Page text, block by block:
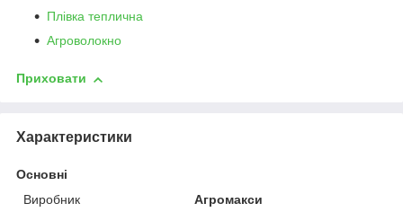
Плівка теплична
Агроволокно
Приховати
Характеристики
Основні
Виробник
Агромакси